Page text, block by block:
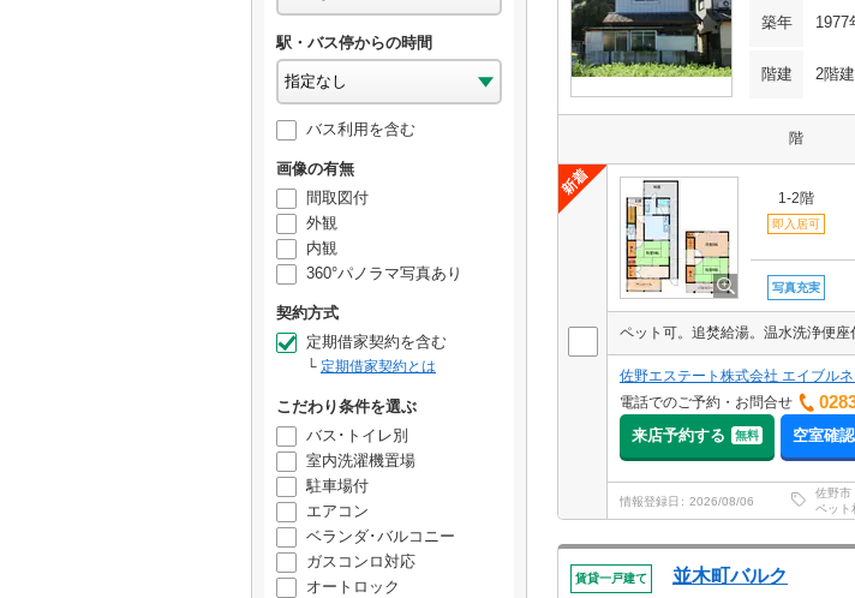
駅・バス停からの時間
バス利用を含む
画像の有無
間取図付
外観
内観
360°パノラマ写真あり
契約方式
定期借家契約を含む
定期借家契約とは
こだわり条件を選ぶ
バス･トイレ別
室内洗濯機置場
駐車場付
エアコン
ベランダ･バルコニー
ガスコンロ対応
オートロック
築年
1977
階建 2階建
階
1-2階
即入居可
写真充実
ペット可。追焚給湯。温水洗浄便座
佐野エステート株式会社 エイブル
電話でのご予約・お問合せ
来店予約する 無料 空室確
情報登録日 2026/08/06
佐野市
ペット
賃貸一戸建て 並木町バルク